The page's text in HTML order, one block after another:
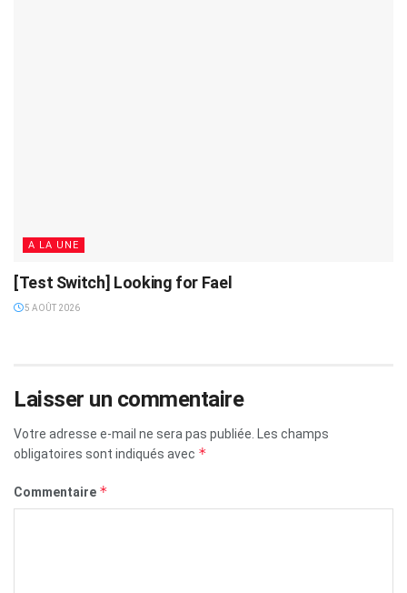
A LA UNE
[Test Switch] Looking for Fael
5 AOÛT 2026
Laisser un commentaire
Votre adresse e-mail ne sera pas publiée. Les champs
obligatoires sont indiqués avec *
Commentaire *